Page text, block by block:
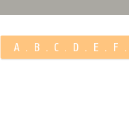
A . B . C . D . E . F
.